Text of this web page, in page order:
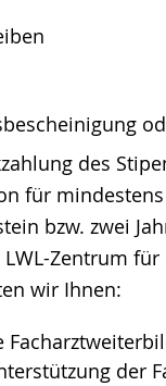
des
für
bzw. zwei
Zentrum
wir Ihnen:
der